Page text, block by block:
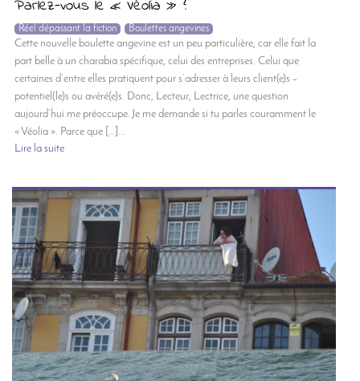
Parlez-vous le « Véolia » ?
Réel dépassant la fiction Boulettes angevines
Cette nouvelle boulette angevine est un peu particulière, car elle fait la
part belle à un charabia spécifique, celui des entreprises. Celui que
certaines d’entre elles pratiquent pour s’adresser à leurs client(e)s –
potentiel(le)s ou avéré(e)s. Donc, Lecteur, Lectrice, une question
aujourd’hui me préoccupe. Je me demande si tu parles couramment le
« Véolia ». Parce que […]...
Lire la suite